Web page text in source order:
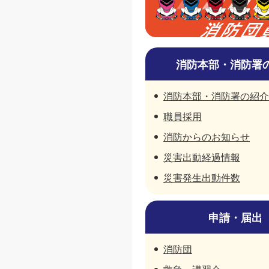
消防本部・消防署
消防本部・消防署の紹介
職員採用
消防からのお知らせ
災害出動経過情報
災害発生出動件数
申請・届出
消防団